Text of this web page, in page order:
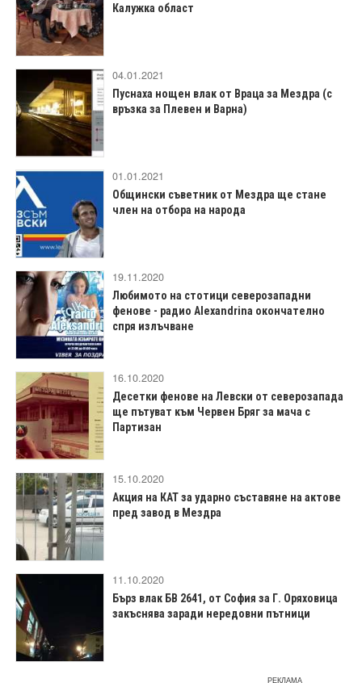
Калужка област
04.01.2021
Пуснаха нощен влак от Враца за Мездра (с
връзка за Плевен и Варна)
01.01.2021
Общински съветник от Мездра ще стане
член на отбора на народа
19.11.2020
Любимото на стотици северозападни
фенове - радио Alexandrina окончателно
спря излъчване
16.10.2020
Десетки фенове на Левски от северозапада
ще пътуват към Червен Бряг за мача с
Партизан
15.10.2020
Акция на КАТ за ударно съставяне на актове
пред завод в Мездра
11.10.2020
Бърз влак БВ 2641, от София за Г. Оряховица
закъснява заради нередовни пътници
РЕКЛАМА